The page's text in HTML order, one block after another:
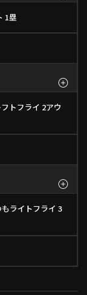
1塁
トフライ 2アウ
ライトフライ 3